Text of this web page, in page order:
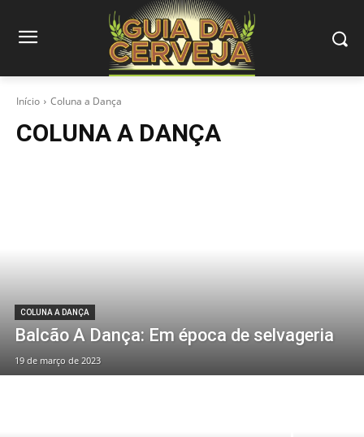
Início Coluna a Dança
COLUNA A DANÇA
COLUNA A DANÇA
Balcão A Dança: Em época de selvageria
19 de março de 2023